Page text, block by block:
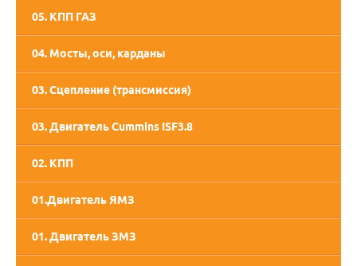
05. КПП ГАЗ
05. КПП СААЗ
04. Мосты, оси, карданы
03. Сцепление (трансмиссия)
03. Двигатель Cummins ISF3.8
02. КПП
01.Двигатель ЯМЗ
02. Двигатель ММЗ
01. Двигатель ЗМЗ